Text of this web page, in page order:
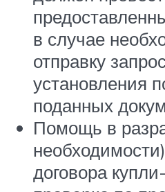
в случае
отправку
установления
поданных
Помощь в
договора